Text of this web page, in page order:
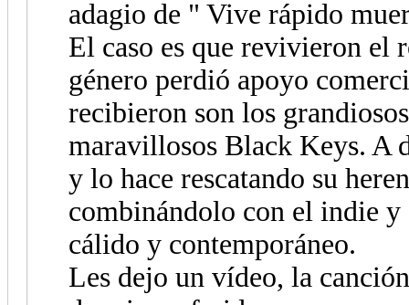
adagio de " Vive rápido
El caso es que revivieron el
género perdió apoyo
recibieron son los
maravillosos Black Keys. A
y lo hace rescatando su
combinándolo con el indie y
cálido y contemporáneo.
Les dejo un vídeo, la